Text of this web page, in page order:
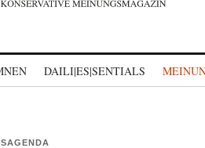
DAILI|ES|SENTIALS